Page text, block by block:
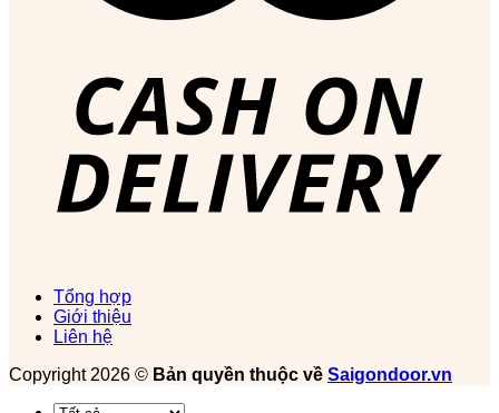
Tổng hợp
Giới thiệu
Liên hệ
Copyright 2026 © Bản quyền thuộc về Saigondoor.vn